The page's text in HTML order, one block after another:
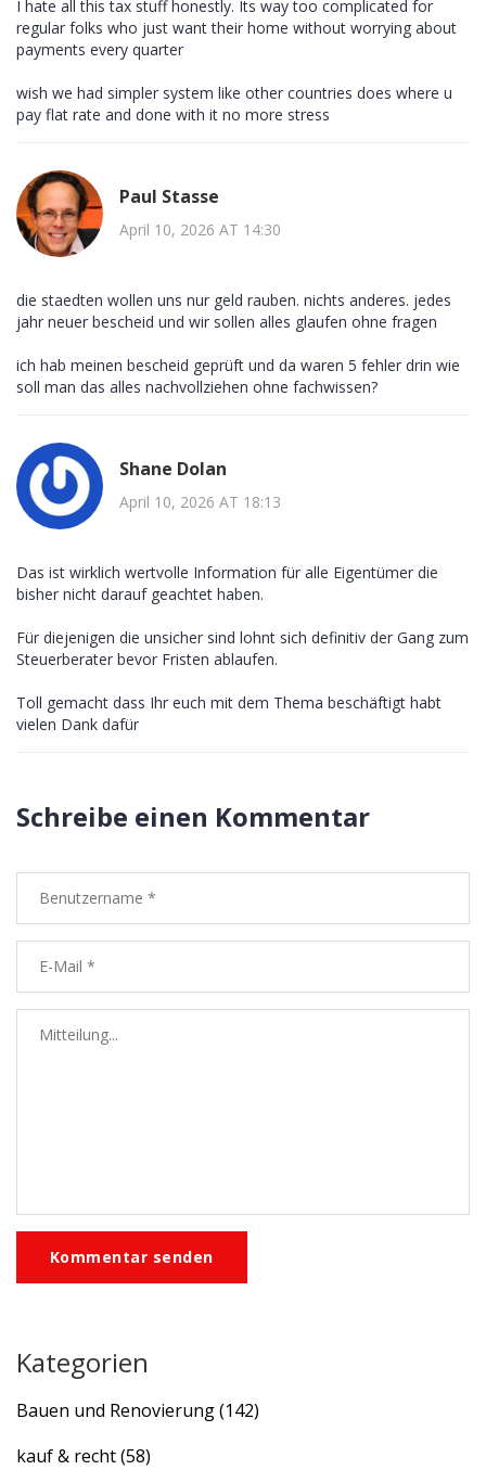
I hate all this tax stuff honestly. Its way too complicated for
regular folks who just want their home without worrying about
payments every quarter
wish we had simpler system like other countries does where u
pay flat rate and done with it no more stress
Paul Stasse
April 10, 2026 AT 14:30
die staedten wollen uns nur geld rauben. nichts anderes. jedes
jahr neuer bescheid und wir sollen alles glaufen ohne fragen
ich hab meinen bescheid geprüft und da waren 5 fehler drin wie
soll man das alles nachvollziehen ohne fachwissen?
Shane Dolan
April 10, 2026 AT 18:13
Das ist wirklich wertvolle Information für alle Eigentümer die
bisher nicht darauf geachtet haben.
Für diejenigen die unsicher sind lohnt sich definitiv der Gang zum
Steuerberater bevor Fristen ablaufen.
Toll gemacht dass Ihr euch mit dem Thema beschäftigt habt
vielen Dank dafür
Schreibe einen Kommentar
Kommentar senden
Kategorien
Bauen und Renovierung(142)
kauf & recht(58)